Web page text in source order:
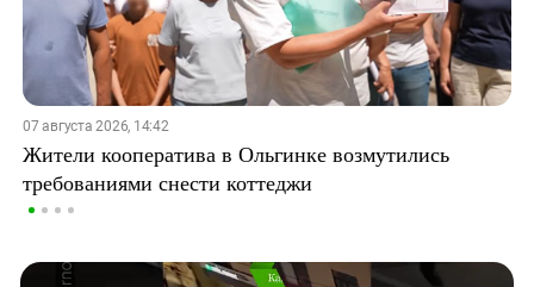
07 августа 2026, 14:42
Жители кооператива в Ольгинке возмутились
требованиями снести коттеджи